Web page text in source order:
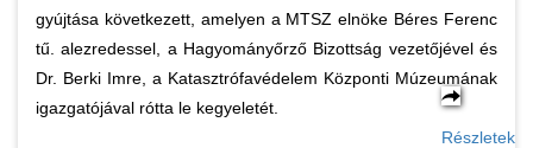
gyújtása következett, amelyen a MTSZ elnöke Béres Ferenc
tű. alezredessel, a Hagyományőrző Bizottság vezetőjével és
Dr. Berki Imre, a Katasztrófavédelem Központi Múzeumának
igazgatójával rótta le kegyeletét.
Részletek